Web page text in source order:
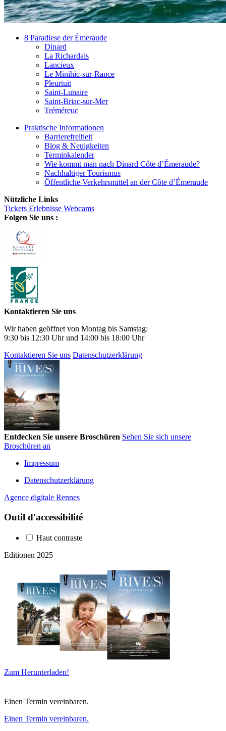
8 Paradiese der Émeraude
Dinard
La Richardais
Lancieux
Le Minihic-sur-Rance
Pleurtuit
Saint-Lunaire
Saint-Briac-sur-Mer
Tréméreuc
Praktische Informationen
Barrierefreiheit
Blog & Neuigkeiten
Terminkalender
Wie kommt man nach Dinard Côte d’Émeraude?
Nachhaltiger Tourismus
Öffentliche Verkehrsmittel an der Côte d’Émeraude
Nützliche Links
Tickets Erlebnisse Webcams
Folgen Sie uns :
Kontaktieren Sie uns
Wir haben geöffnet von Montag bis Samstag:
9:30 bis 12:30 Uhr und 14:00 bis 18:00 Uhr
Kontaktieren Sie uns Datenschutzerklärung
Entdecken Sie unsere Broschüren Sehen Sie sich unsere
Broschüren an
Impressum
Datenschutzerklärung
Agence digitale Rennes
Outil d'accessibilité
Haut contraste
Editionen 2025
Zum Herunterladen!
Einen Termin vereinbaren.
Einen Termin vereinbaren.